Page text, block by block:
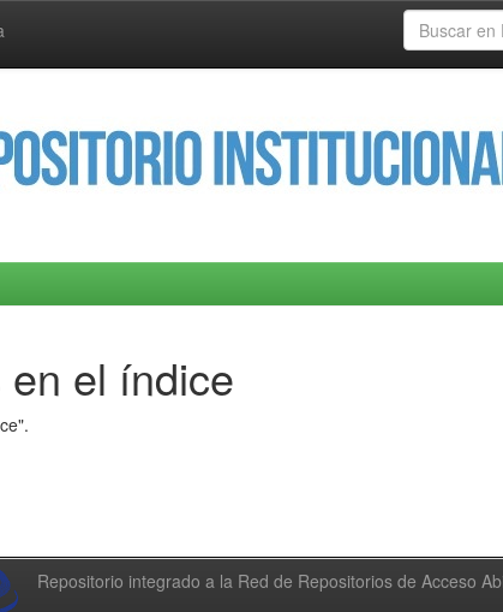
el índice
Repositorio integrado a la Red de Repositorios de Acceso